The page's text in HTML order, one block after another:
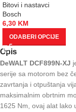
Bitovi i nastavci
Bosch
6,30 KM
ODABERI OPCIJE
Opis
DeWALT DCF899N-XJ
serije sa motorom bez
zavrtanja i otpuštanja
maksimalnim obrtnim
1625 Nm, ovaj alat lako